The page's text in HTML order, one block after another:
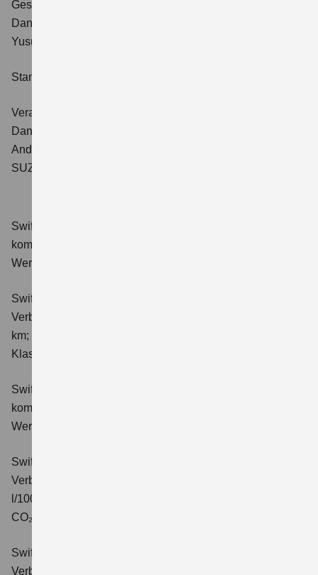
Geschäftsführer:
Daniel Schnell
Yusuke Kato
Stand: 01.04.2026
Verantwortliche für redaktionelle Beiträge:
Daniel Schnell für den Bereich Sales Automobile
Andreas Franz für den Bereich Aftersales Automobile
SUZUKI DEUTSCHLAND GMBH
Swift 1.2 DUALJET HYBRID Club
kombinierter Energieverbrauch 4,4 l/100km; kombinierter
Wert der CO₂-Emission: 98 g/km; CO₂-Klasse: C.
Swift 1.2 DUALJET HYBRID ALLGRIP Club
Verbrauchswerte: kombinierter Energieverbrauch 4,9 l/100
km; kombinierter Wert der CO₂-Emission: 111 g/km; CO₂-
Klasse: C.
Swift 1.2 DUALJET HYBRID Comfort
kombinierter Energieverbrauch 4,4 l/100km; kombinierter
Wert der CO₂-Emission: 99 g/km; CO₂-Klasse: C.
Swift 1.2 DUALJET HYBRID CVT Comfort
Verbrauchswerte: kombinierter Energieverbrauch 4,7
l/100km; kombinierter Wert der CO₂-Emission: 106 g/km;
CO₂-Klasse: C.
Swift 1.2 DUALJET HYBRID ALLGRIP Comfort
Verbrauchswerte: kombinierter Energieverbrauch 4,9